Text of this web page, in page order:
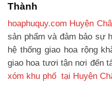
Thành
hoaphuquy.com Huyện
sản phẩm và đảm bảo sự
hệ thống giao hoa rộng
giao hoa tươi tận nơi đến
xóm khu phố tại Huyện